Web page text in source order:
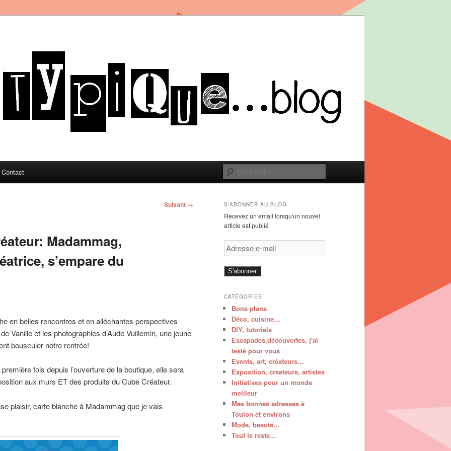
Contact
Suivant →
Madammag,
s’empare du
en belles rencontres et en alléchantes perspectives
Vanille et les photographies d’Aude Vuillemin, une jeune
bousculer notre rentrée!
fois depuis l’ouverture de la boutique, elle sera
aux murs ET des produits du Cube Créateur.
plaisir, carte blanche à Madammag que je vais
S'ABONNER AU BLOG
Recevez un email lorsqu'un nouvel
article est publié
Adresse
e-
S'abonner
CATÉGORIES
Bons plans
Déco, cuisine…
DIY, tutoriels
Escapades,découvertes, j'ai
testé pour vous
Events, art, créateurs…
Exposition, createurs, artistes
Initiatives pour un monde
meilleur
Mes bonnes adresses à
Toulon et environs
Mode, beauté…
Tout le reste…